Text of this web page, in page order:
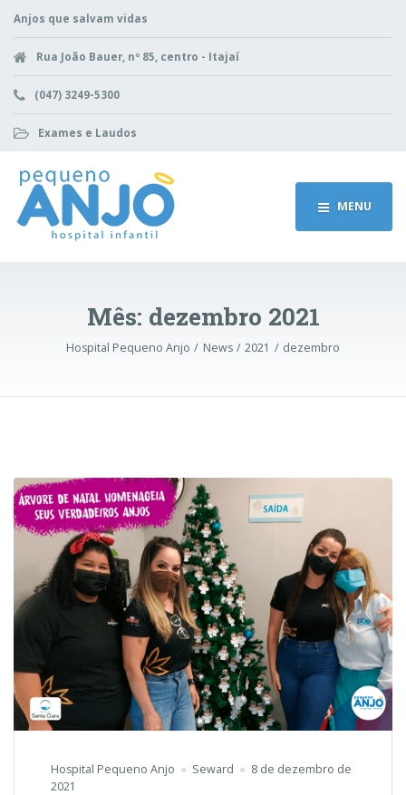
Anjos que salvam vidas
Rua João Bauer, nº 85, centro - Itajaí
(047) 3249-5300
Exames e Laudos
MENU
Mês: dezembro 2021
Hospital Pequeno Anjo News 2021 dezembro
Hospital Pequeno Anjo Seward
8 de dezembro de
2021